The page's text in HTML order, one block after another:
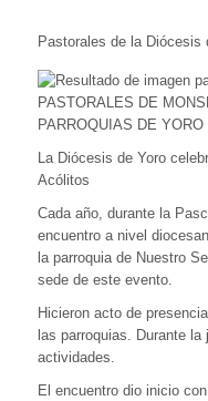
Pastorales de la Diócesis
La Diócesis de Yoro
Acólitos
Cada año, durante la
encuentro a nivel
la parroquia de Nuestro
sede de este evento.
Hicieron acto de
las parroquias. Durante
actividades.
El encuentro dio inicio